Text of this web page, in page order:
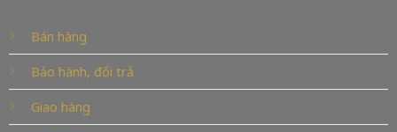
Bán hàng
Bảo hành, đổi trả
Giao hàng